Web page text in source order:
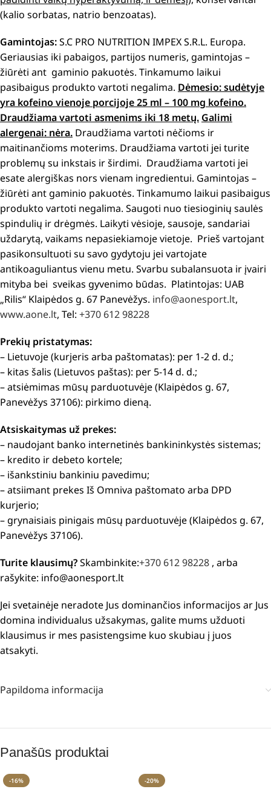
(kalio sorbatas, natrio benzoatas).
Gamintojas:S.C PRO NUTRITION IMPEX S.R.L. Europa.
Geriausias iki pabaigos, partijos numeris, gamintojas –
žiūrėti ant gaminio pakuotės. Tinkamumo laikui
pasibaigus produkto vartoti negalima. Dėmesio: sudėtyje
yra kofeino vienoje porcijoje 25 ml – 100 mg kofeino.
Draudžiama vartoti asmenims iki 18 metų. Galimi
alergenai: nėra. Draudžiama vartoti nėčioms ir
maitinančioms moterims. Draudžiama vartoti jei turite
problemų su inkstais ir širdimi. Draudžiama vartoti jei
esate alergiškas nors vienam ingredientui. Gamintojas –
žiūrėti ant gaminio pakuotės. Tinkamumo laikui pasibaigus
produkto vartoti negalima. Saugoti nuo tiesioginių saulės
spindulių ir drėgmės. Laikyti vėsioje, sausoje, sandariai
uždarytą, vaikams nepasiekiamoje vietoje. Prieš vartojant
pasikonsultuoti su savo gydytoju jei vartojate
antikoaguliantus vienu metu. Svarbu subalansuota ir įvairi
mityba bei sveikas gyvenimo būdas. Platintojas: UAB
„Rilis“ Klaipėdos g. 67 Panevėžys. info@aonesport.lt,
www.aone.lt, Tel: +370 612 98228
Prekių pristatymas:
– Lietuvoje (kurjeris arba paštomatas): per 1-2 d. d.;
– kitas šalis (Lietuvos paštas): per 5-14 d. d.;
– atsiėmimas mūsų parduotuvėje (Klaipėdos g. 67,
Panevėžys 37106): pirkimo dieną.
Atsiskaitymas už prekes:
– naudojant banko internetinės bankininkystės sistemas;
– kredito ir debeto kortele;
– išankstiniu bankiniu pavedimu;
– atsiimant prekes Iš Omniva paštomato arba DPD
kurjerio;
– grynaisiais pinigais mūsų parduotuvėje (Klaipėdos g. 67,
Panevėžys 37106).
Turite klausimų?Skambinkite:+370 612 98228 , arba
rašykite: info@aonesport.lt
Jei svetainėje neradote Jus dominančios informacijos ar Jus
domina individualus užsakymas, galite mums užduoti
klausimus ir mes pasistengsime kuo skubiau į juos
atsakyti.
Papildoma informacija
Panašūs produktai
-16% -20%